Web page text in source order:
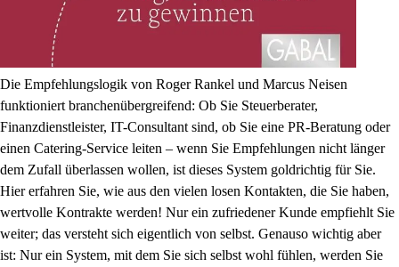
Die Empfehlungslogik von Roger Rankel und Marcus Neisen
funktioniert branchenübergreifend: Ob Sie Steuerberater,
Finanzdienstleister, IT-Consultant sind, ob Sie eine PR-Beratung oder
einen Catering-Service leiten – wenn Sie Empfehlungen nicht länger
dem Zufall überlassen wollen, ist dieses System goldrichtig für Sie.
Hier erfahren Sie, wie aus den vielen losen Kontakten, die Sie haben,
wertvolle Kontrakte werden! Nur ein zufriedener Kunde empfiehlt Sie
weiter; das versteht sich eigentlich von selbst. Genauso wichtig aber
ist: Nur ein System, mit dem Sie sich selbst wohl fühlen, werden Sie